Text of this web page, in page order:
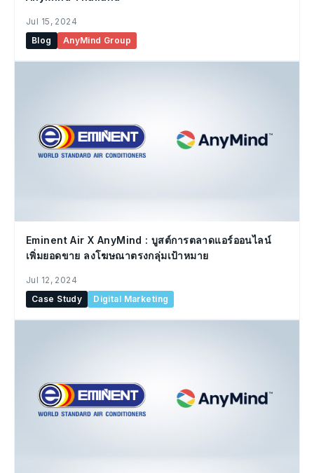
Jul 15, 2024
Blog
AnyMind Group
Eminent Air X AnyMind : บูสต์การตลาดแอร์ออนไลน์
เพิ่มยอดขาย ลงโฆษณาตรงกลุ่มเป้าหมาย
Jul 12, 2024
Case Study
Digital Marketing